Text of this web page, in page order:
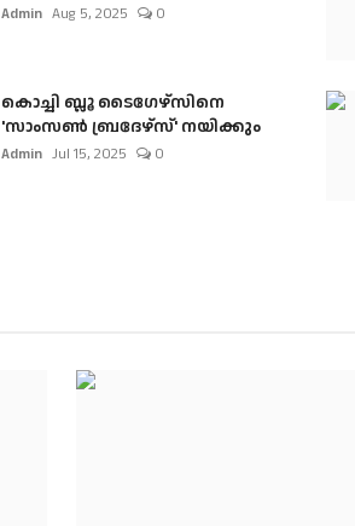
Admin Aug 5, 2025 0
കൊച്ചി ബ്ലൂ ടൈഗേഴ്സിനെ
'സാംസൺ ബ്രദേഴ്സ്' നയിക്കും
Admin Jul 15, 2025 0